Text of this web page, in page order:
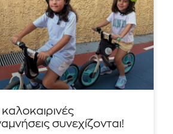
καλοκαιρινές
συνεχίζονται!